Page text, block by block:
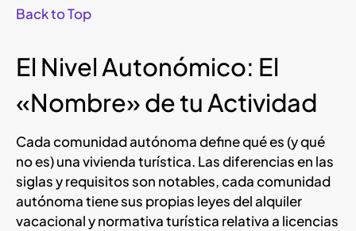
Back to Top
El Nivel Autonómico: El
«Nombre» de tu Actividad
Cada comunidad autónoma define qué es (y qué
no es) una vivienda turística. Las diferencias en las
siglas y requisitos son notables, cada comunidad
autónoma tiene sus propias leyes del alquiler
vacacional y normativa turística relativa a licencias